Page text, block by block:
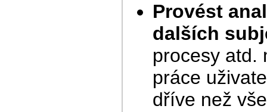
Provést
dalších
procesy atd.
práce
dříve než